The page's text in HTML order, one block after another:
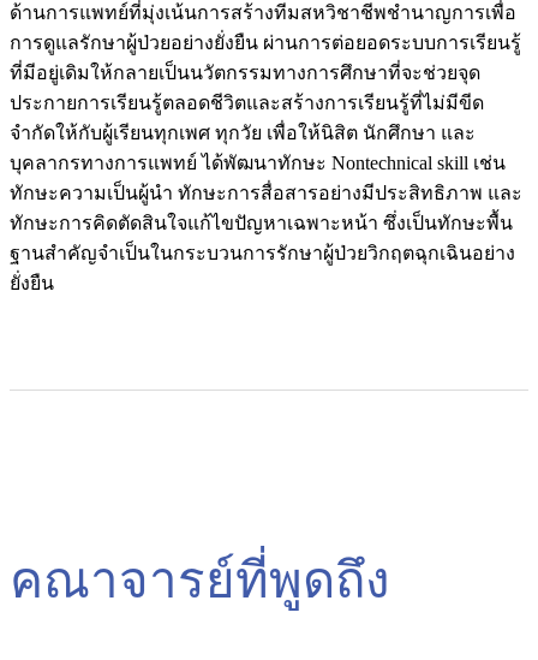
ด้านการแพทย์ที่มุ่งเน้นการสร้างทีมสหวิชาชีพชำนาญการเพื่อ
การดูแลรักษาผู้ป่วยอย่างยั่งยืน ผ่านการต่อยอดระบบการเรียนรู้
ที่มีอยู่เดิมให้กลายเป็นนวัตกรรมทางการศึกษาที่จะช่วยจุด
ประกายการเรียนรู้ตลอดชีวิตและสร้างการเรียนรู้ที่ไม่มีขีด
จำกัดให้กับผู้เรียนทุกเพศ ทุกวัย เพื่อให้นิสิต นักศึกษา และ
บุคลากรทางการแพทย์ ได้พัฒนาทักษะ Nontechnical skill เช่น
ทักษะความเป็นผู้นำ ทักษะการสื่อสารอย่างมีประสิทธิภาพ และ
ทักษะการคิดตัดสินใจแก้ไขปัญหาเฉพาะหน้า ซึ่งเป็นทักษะพื้น
ฐานสำคัญจำเป็นในกระบวนการรักษาผู้ป่วยวิกฤตฉุกเฉินอย่าง
ยั่งยืน
คณาจารย์ที่พูดถึง